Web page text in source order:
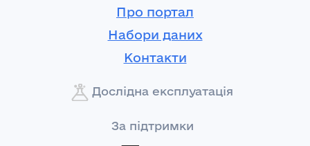
Про портал
Набори даних
Контакти
Дослідна експлуатація
За підтримки